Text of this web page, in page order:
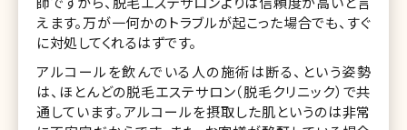
えます。万が一何かのトラブルが起こった場合でも、すぐ
に対処してくれるはずです。
アルコールを飲んでいる人の施術は断る、という姿勢
は、ほとんどの脱毛エステサロン（脱毛クリニック）で共
通しています。アルコールを摂取した肌というのは非常